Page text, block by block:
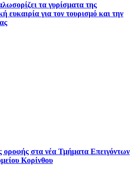
τα γυρίσματα της
ευκαιρία για τον τουρισμό και την
οροφής στα νέα Τμήματα Επειγόντων
Κορίνθου